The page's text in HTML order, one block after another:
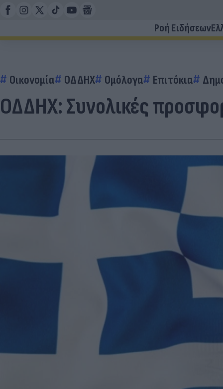
Ροή Ειδήσεων
Οικονομία ΟΔΔΗΧ Ομόλογα Επιτόκια
ΟΔΔΗΧ: Συνολικές